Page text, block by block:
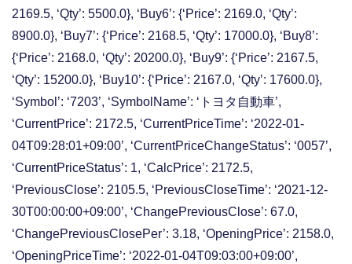
2169.5, ‘Qty’: 5500.0}, ‘Buy6’: {‘Price’: 2169.0, ‘Qty’:
8900.0}, ‘Buy7’: {‘Price’: 2168.5, ‘Qty’: 17000.0}, ‘Buy8’:
{‘Price’: 2168.0, ‘Qty’: 20200.0}, ‘Buy9’: {‘Price’: 2167.5,
‘Qty’: 15200.0}, ‘Buy10’: {‘Price’: 2167.0, ‘Qty’: 17600.0},
‘Symbol’: ‘7203’, ‘SymbolName’: ‘トヨタ自動車’,
‘CurrentPrice’: 2172.5, ‘CurrentPriceTime’: ‘2022-01-
04T09:28:01+09:00’, ‘CurrentPriceChangeStatus’: ‘0057’,
‘CurrentPriceStatus’: 1, ‘CalcPrice’: 2172.5,
‘PreviousClose’: 2105.5, ‘PreviousCloseTime’: ‘2021-12-
30T00:00:00+09:00’, ‘ChangePreviousClose’: 67.0,
‘ChangePreviousClosePer’: 3.18, ‘OpeningPrice’: 2158.0,
‘OpeningPriceTime’: ‘2022-01-04T09:03:00+09:00’,